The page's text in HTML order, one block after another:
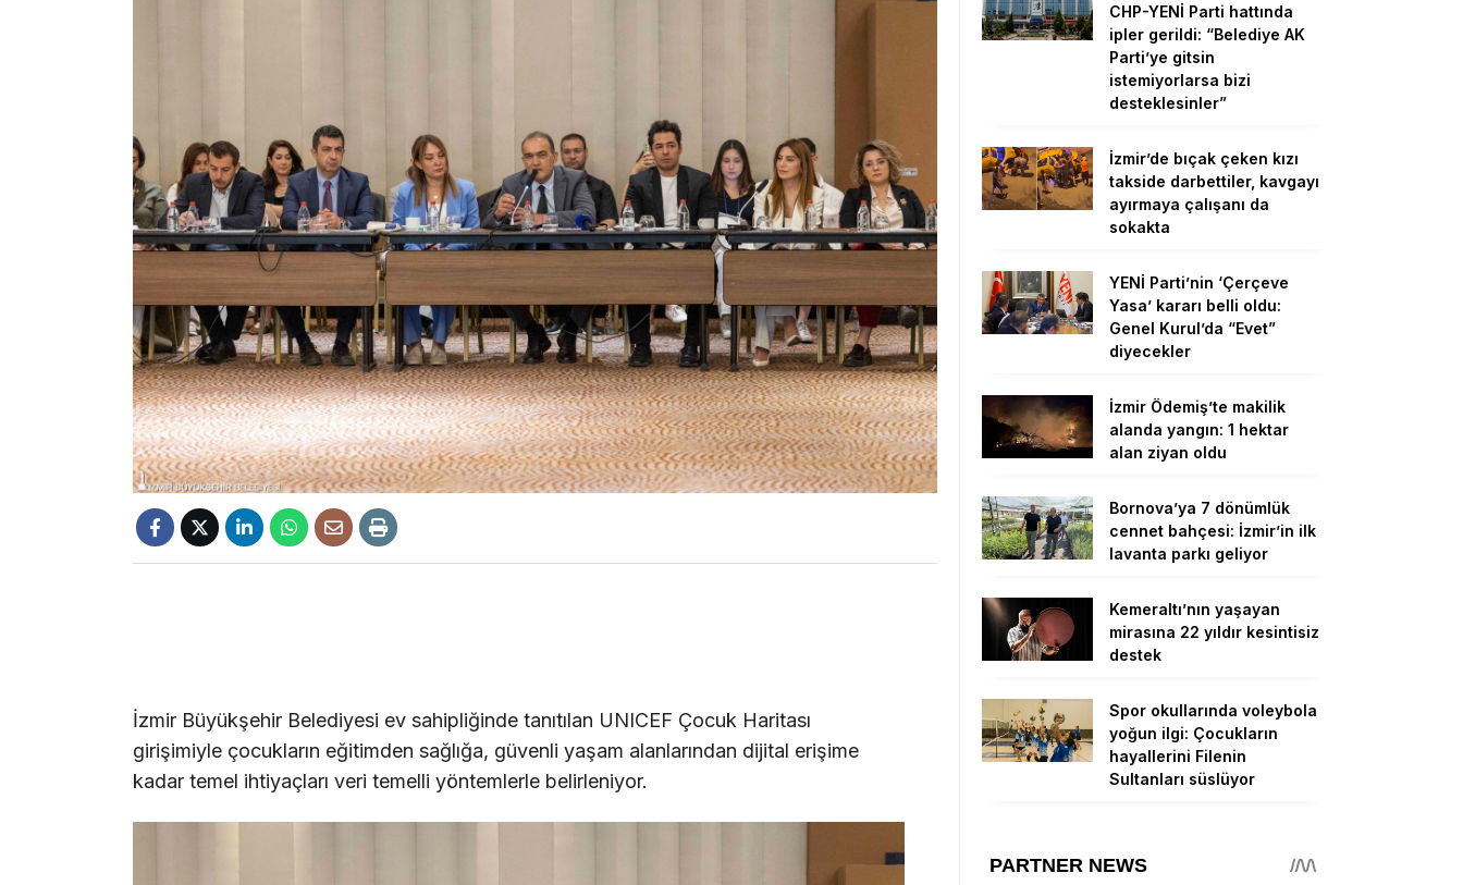
İzmir Büyükşehir Belediyesi ev sahipliğinde tanıtılan UNICEF Çocuk Haritası
girişimiyle çocukların eğitimden sağlığa, güvenli yaşam alanlarından dijital erişime
kadar temel ihtiyaçları veri temelli yöntemlerle belirleniyor.
CHP-YENİ Parti hattında
ipler gerildi: “Belediye AK
Parti’ye gitsin
istemiyorlarsa bizi
desteklesinler”
İzmir’de bıçak çeken kızı
takside darbettiler, kavgayı
ayırmaya çalışanı da
sokakta
YENİ Parti’nin ‘Çerçeve
Yasa’ kararı belli oldu:
Genel Kurul’da “Evet”
diyecekler
İzmir Ödemiş’te makilik
alanda yangın: 1 hektar
alan ziyan oldu
Bornova’ya 7 dönümlük
cennet bahçesi: İzmir’in ilk
lavanta parkı geliyor
Kemeraltı’nın yaşayan
mirasına 22 yıldır kesintisiz
destek
Spor okullarında voleybola
yoğun ilgi: Çocukların
hayallerini Filenin
Sultanları süslüyor